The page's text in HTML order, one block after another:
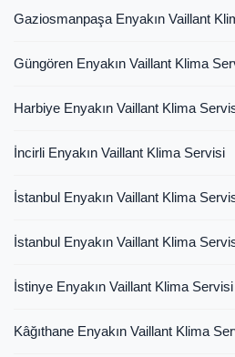
Gaziosmanpaşa Enyakın Vaillant
Güngören Enyakın Vaillant Klima
Harbiye Enyakın Vaillant Klima
İncirli Enyakın Vaillant Klima Servisi
İstanbul Enyakın Vaillant Klima
İstanbul Enyakın Vaillant Klima
İstinye Enyakın Vaillant Klima Servisi
Kâğıthane Enyakın Vaillant Klima